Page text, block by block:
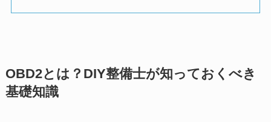
OBD2とは？DIY整備士が知っておくべき
基礎知識